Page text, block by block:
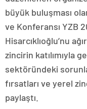
büyük buluşması
ve Konferansı YZB
Hisarcıklıoğlu’nu
zincirin katılımıyla
sektöründeki
fırsatları ve yerel
paylaştı.